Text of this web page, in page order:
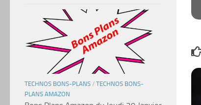
TECHNOS BONS-PLANS / TECHNOS BONS-
PLANS AMAZON